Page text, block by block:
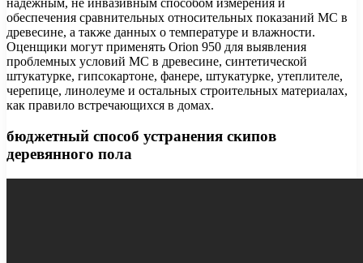
обеспечения сравнительных относительных показаний MC в
древесине, а также данных о температуре и влажности.
Оценщики могут применять Orion 950 для выявления
проблемных условий MC в древесине, синтетической
штукатурке, гипсокартоне, фанере, штукатурке, утеплителе,
черепице, линолеуме и остальных строительных материалах,
как правило встречающихся в домах.
бюджетный способ устранения скипов
деревянного пола